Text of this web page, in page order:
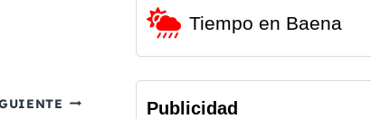
Tiempo en Baena
Publicidad